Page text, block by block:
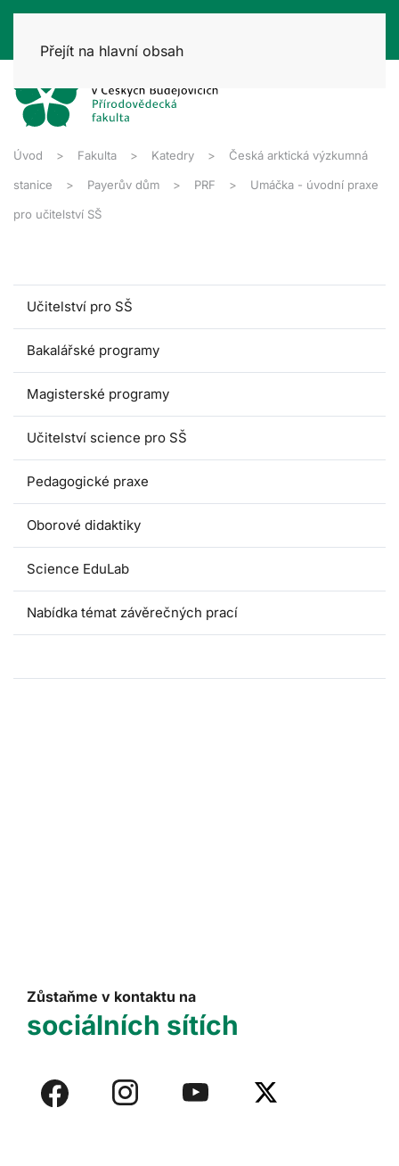
Přejít na hlavní obsah
Úvod Fakulta Katedry Česká arktická výzkumná
stanice Payerův dům PRF Umáčka - úvodní praxe
pro učitelství SŠ
Učitelství pro SŠ
Bakalářské programy
Magisterské programy
Učitelství science pro SŠ
Pedagogické praxe
Oborové didaktiky
Science EduLab
Nabídka témat závěrečných prací
Zůstaňme v kontaktu na
sociálních sítích